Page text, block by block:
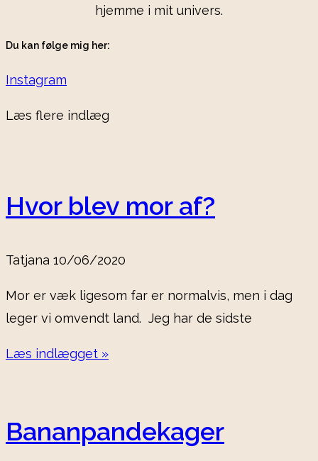
hjemme i mit univers.
Du kan følge mig her:
Instagram
Læs flere indlæg
Hvor blev mor af?
Tatjana 10/06/2020
Mor er væk ligesom far er normalvis, men i dag
leger vi omvendt land. Jeg har de sidste
Læs indlægget »
Bananpandekager